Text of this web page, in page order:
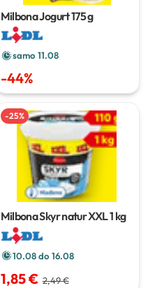
Milbona Jogurt175 g
samo 11.08
-44%
-25%
Milbona Skyr natur XXL1 kg
10.08 do 16.08
1,85 € 2,49 €